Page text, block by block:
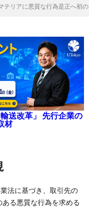
テリアに悪質な行為是正へ初
送改革」 先行企業の
材
法に基づき、取引先の
る悪質な行為を求める